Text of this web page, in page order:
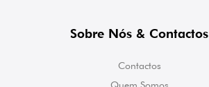
Sobre Nós & Contactos
Contactos
Quem Somos